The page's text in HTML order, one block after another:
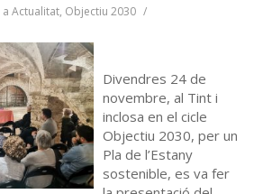
a Actualitat, Objectiu 2030 /
Divendres 24 de
novembre, al Tint i
inclosa en el cicle
Objectiu 2030, per un
Pla de l’Estany
sostenible, es va fer